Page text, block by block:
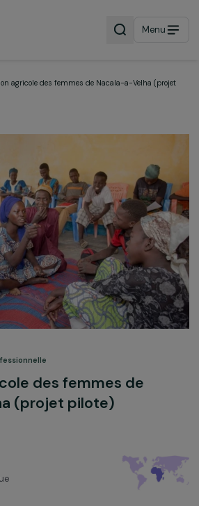
Menu
agricole des femmes de Nacala-a-Velha
des femmes de